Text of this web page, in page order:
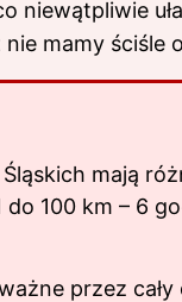
niewątpliwie
mamy ściśle
mają
100 km – 6
przez